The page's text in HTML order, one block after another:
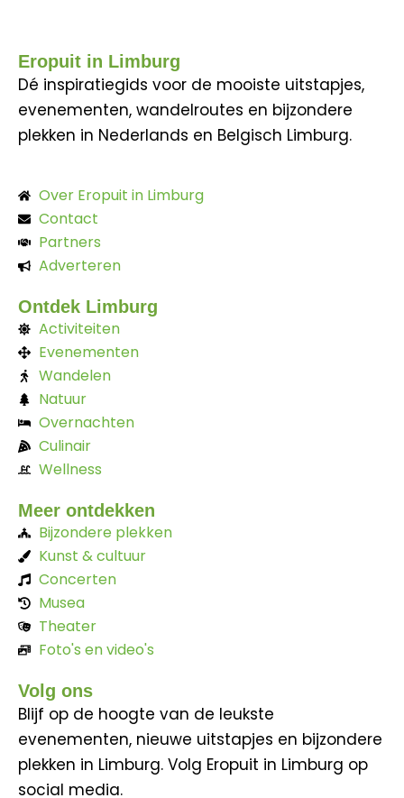
Eropuit in Limburg
Dé inspiratiegids voor de mooiste uitstapjes,
evenementen, wandelroutes en bijzondere
plekken in Nederlands en Belgisch Limburg.
Over Eropuit in Limburg
Contact
Partners
Adverteren
Ontdek Limburg
Activiteiten
Evenementen
Wandelen
Natuur
Overnachten
Culinair
Wellness
Meer ontdekken
Bijzondere plekken
Kunst & cultuur
Concerten
Musea
Theater
Foto's en video's
Volg ons
Blijf op de hoogte van de leukste
evenementen, nieuwe uitstapjes en bijzondere
plekken in Limburg. Volg Eropuit in Limburg op
social media.